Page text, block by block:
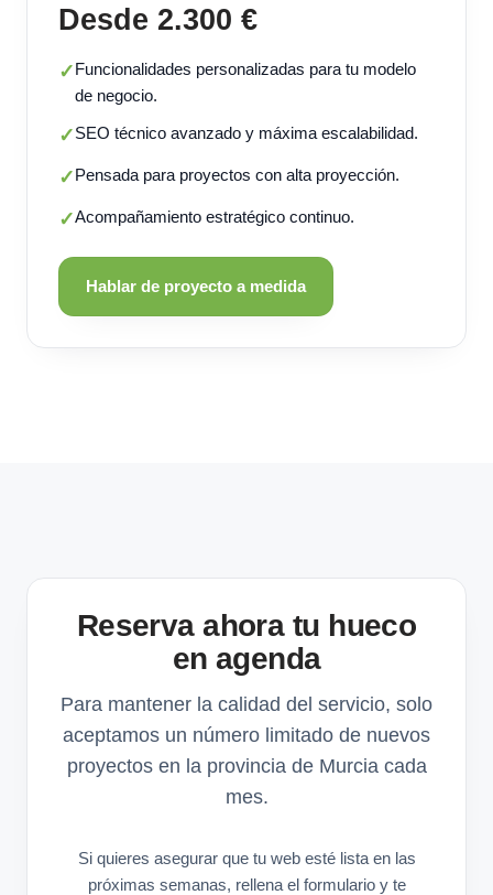
Desde 2.300 €
✓Funcionalidades personalizadas para tu modelo
de negocio.
✓SEO técnico avanzado y máxima escalabilidad.
✓Pensada para proyectos con alta proyección.
✓Acompañamiento estratégico continuo.
Hablar de proyecto a medida
Reserva ahora tu hueco
en agenda
Para mantener la calidad del servicio, solo
aceptamos un número limitado de nuevos
proyectos en la provincia de Murcia cada
mes.
Si quieres asegurar que tu web esté lista en las
próximas semanas, rellena el formulario y te